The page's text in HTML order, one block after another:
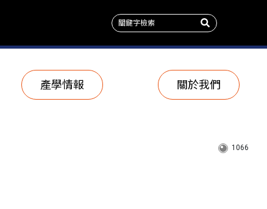
產學情報 關於我們
1066